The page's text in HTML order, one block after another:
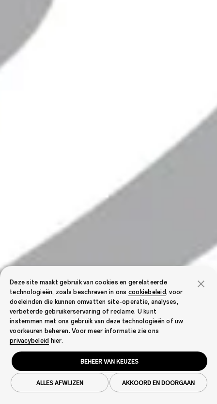
Deze site maakt gebruik van cookies en gerelateerde
technologieën, zoals beschreven in ons cookiebeleid, voor
doeleinden die kunnen omvatten site-operatie, analyses,
verbeterde gebruikerservaring of reclame. U kunt
instemmen met ons gebruik van deze technologieën of uw
voorkeuren beheren. Voor meer informatie zie ons
privacybeleid hier.
BEHEER VAN KEUZES
AKKOORD EN DOORGAAN
ALLES AFWIJZEN